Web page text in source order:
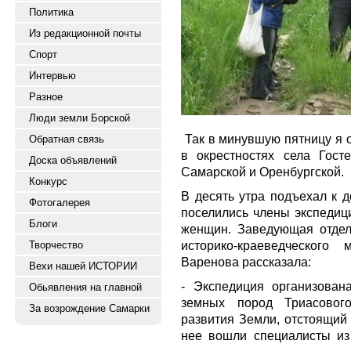
Политика
Из редакционной почты
Спорт
Интервью
Разное
Люди земли Борской
Обратная связь
Доска объявлений
Конкурс
Фотогалерея
Блоги
Творчество
Вехи нашей ИСТОРИИ
Обьявления на главной
За возрождение Самарки
Так в минувшую пятницу я
в окрестностях села
Самарской и Оренбургской.
В десять утра подъехал к
поселились члены
женщин. Заведующая
историко-
Варенова рассказала:
- Экспедиция
земных пород
развития Земли,
нее вошли специалисты